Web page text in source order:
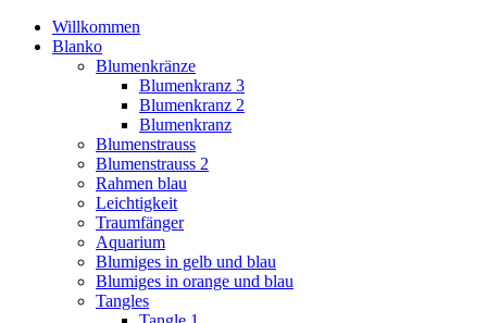
Willkommen
Blanko
Blumenkränze
Blumenkranz 3
Blumenkranz 2
Blumenkranz
Blumenstrauss
Blumenstrauss 2
Rahmen blau
Leichtigkeit
Traumfänger
Aquarium
Blumiges in gelb und blau
Blumiges in orange und blau
Tangles